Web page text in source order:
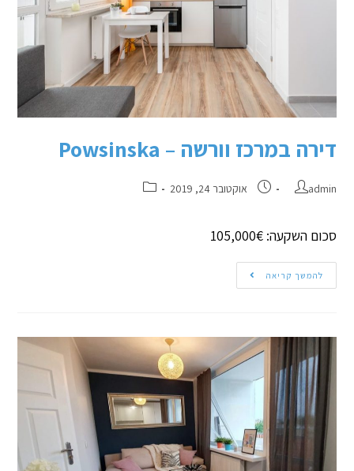
דירה במרכז וורשה – Powsinska
admin אוקטובר 24, 2019
סכום השקעה: 105,000€
להמשך קריאה